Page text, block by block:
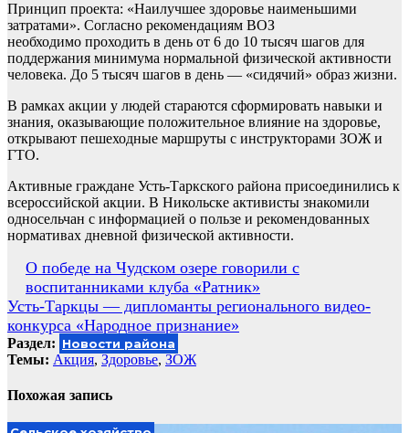
Принцип проекта: «Наилучшее здоровье наименьшими
затратами». Согласно рекомендациям ВОЗ
необходимо проходить в день от 6 до 10 тысяч шагов для
поддержания минимума нормальной физической активности
человека. До 5 тысяч шагов в день — «сидячий» образ жизни.
В рамках акции у людей стараются сформировать навыки и
знания, оказывающие положительное влияние на здоровье,
открывают пешеходные маршруты с инструкторами ЗОЖ и
ГТО.
Активные граждане Усть-Таркского района присоединились к
всероссийской акции. В Никольске активисты знакомили
односельчан с информацией о пользе и рекомендованных
нормативах дневной физической активности.
Навигация
по
записям
О победе на Чудском озере говорили с
воспитанниками клуба «Ратник»
Усть-Таркцы — дипломанты регионального видео-
конкурса «Народное признание»
Раздел: Новости района
Темы: Акция, Здоровье, ЗОЖ
Похожая запись